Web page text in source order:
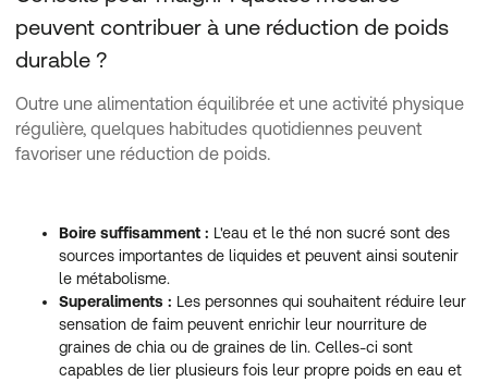
peuvent contribuer à une réduction de poids
durable ?
Outre une alimentation équilibrée et une activité physique
régulière, quelques habitudes quotidiennes peuvent
favoriser une réduction de poids.
Boire suffisamment : L'eau et le thé non sucré sont des
sources importantes de liquides et peuvent ainsi soutenir
le métabolisme.
Superaliments : Les personnes qui souhaitent réduire leur
sensation de faim peuvent enrichir leur nourriture de
graines de chia ou de graines de lin. Celles-ci sont
capables de lier plusieurs fois leur propre poids en eau et